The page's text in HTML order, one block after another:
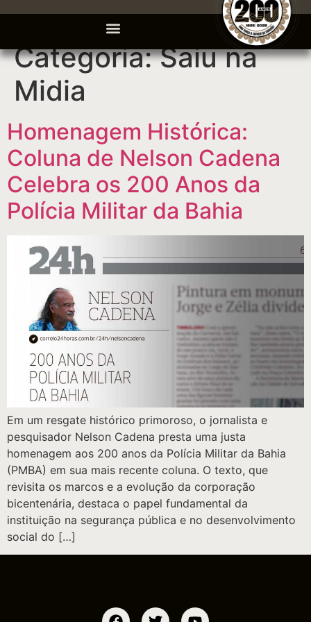
Categoria:Saiu na
Midia
Homenagem Histórica:
Coluna de Nelson Cadena
Celebra os 200 Anos da
Polícia Militar da Bahia
Em um resgate histórico primoroso, o jornalista e
pesquisador Nelson Cadena presta uma justa
homenagem aos 200 anos da Polícia Militar da Bahia
(PMBA) em sua mais recente coluna. O texto, que
revisita os marcos e a evolução da corporação
bicentenária, destaca o papel fundamental da
instituição na segurança pública e no desenvolvimento
social do […]